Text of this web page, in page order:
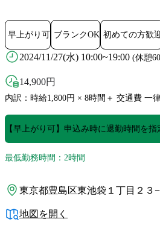
早上がり可 ブランクOK 初めての方歓
2024/11/27(水) 10:00~19:00 (休憩60
14,900円
内訳：時給1,800円 × 8時間＋ 交通費 一
【早上がり可】申込み時に退勤時間を指
最低勤務時間：2時間
東京都豊島区東池袋１丁目２３
地図を開く